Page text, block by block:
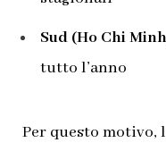
Sud (Ho Chi
tutto l’anno
Per questo motivo,